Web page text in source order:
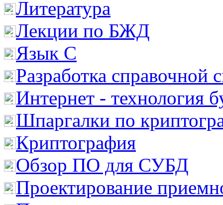
Литература
Лекции по БЖД
Язык С
Разработка справочной
Интернет - технология
Шпаргалки по
Криптография
Обзор ПО для СУБД
Проектирование